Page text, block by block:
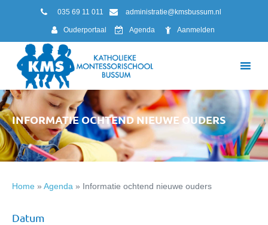
035 69 11 011 administratie@kmsbussum.nl
Ouderportaal Agenda Aanmelden
INFORMATIE OCHTEND NIEUWE OUDERS
Home » Agenda » Informatie ochtend nieuwe ouders
Datum